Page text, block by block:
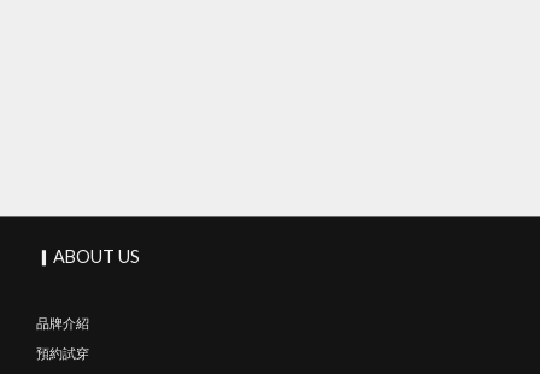
▎ABOUT US
品牌介紹
預約試穿